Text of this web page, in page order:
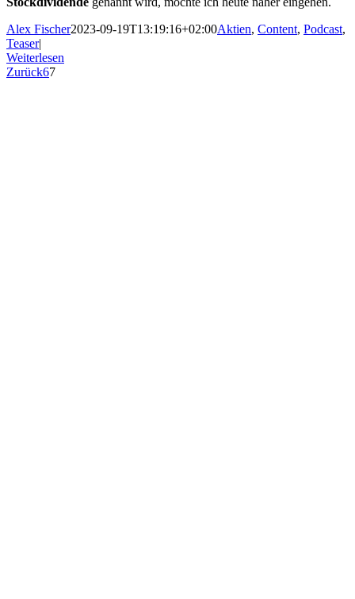
Alex Fischer2023-09-19T13:19:16+02:00Aktien, Content, Podcast,
Teaser|
Weiterlesen
Zurück67